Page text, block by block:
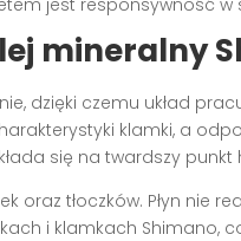
mineralny
dzięki czemu układ
klamki, a
się na twardszy
oraz tłoczków. Płyn nie
i klamkach Shimano,